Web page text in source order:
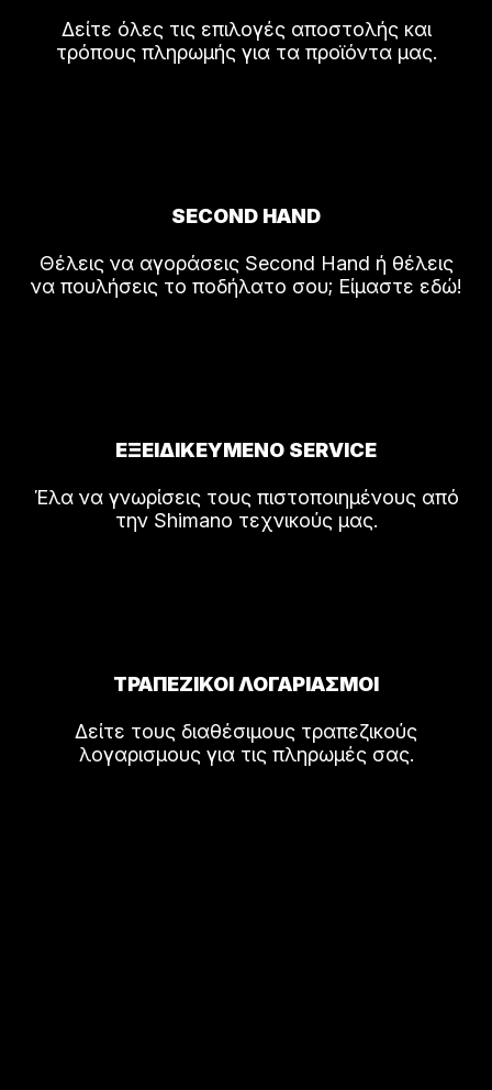
Δείτε όλες τις επιλογές αποστολής και
τρόπους πληρωμής για τα προϊόντα μας.
SECOND HAND
Θέλεις να αγοράσεις Second Hand ή θέλεις
να πουλήσεις το ποδήλατο σου; Είμαστε εδώ!
ΕΞΕΙΔΙΚΕΥΜΕΝΟ SERVICE
Έλα να γνωρίσεις τους πιστοποιημένους από
την Shimano τεχνικούς μας.
ΤΡΑΠΕΖΙΚΟΙ ΛΟΓΑΡΙΑΣΜΟΙ
Δείτε τους διαθέσιμους τραπεζικούς
λογαρισμους για τις πληρωμές σας.